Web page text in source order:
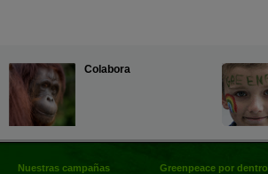
Colabora
Nuestras campañas Greenpeace por dentro